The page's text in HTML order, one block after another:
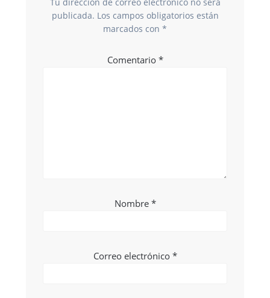
publicada. Los campos obligatorios están
marcados con *
Comentario *
Nombre *
Correo electrónico *